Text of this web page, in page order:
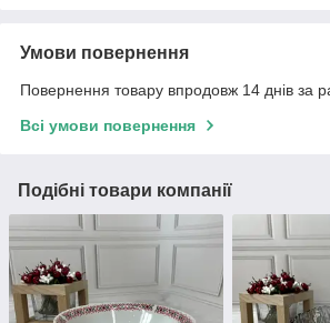
Умови повернення
Повернення товару впродовж 14 днів за
Всі умови повернення
Подібні товари компанії